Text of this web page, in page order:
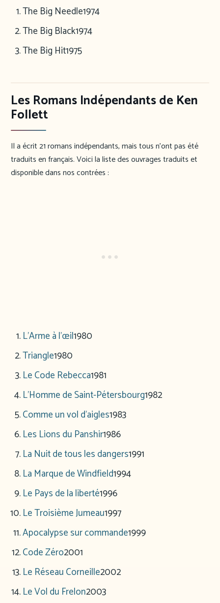
The Big Needle1974
The Big Black1974
The Big Hit1975
Les Romans Indépendants de Ken
Follett
Il a écrit 21 romans indépendants, mais tous n’ont pas été
traduits en français. Voici la liste des ouvrages traduits et
disponible dans nos contrées :
L’Arme à l’œil1980
Triangle1980
Le Code Rebecca1981
L’Homme de Saint-Pétersbourg1982
Comme un vol d’aigles1983
Les Lions du Panshir1986
La Nuit de tous les dangers1991
La Marque de Windfield1994
Le Pays de la liberté1996
Le Troisième Jumeau1997
Apocalypse sur commande1999
Code Zéro2001
Le Réseau Corneille2002
Le Vol du Frelon2003